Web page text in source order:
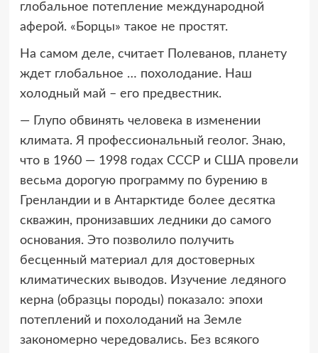
глобальное потепление международной
аферой. «Борцы» такое не простят.
На самом деле, считает Полеванов, планету
ждет глобальное … похолодание. Наш
холодный май – его предвестник.
— Глупо обвинять человека в изменении
климата. Я профессиональный геолог. Знаю,
что в 1960 — 1998 годах СССР и США провели
весьма дорогую программу по бурению в
Гренландии и в Антарктиде более десятка
скважин, пронизавших ледники до самого
основания. Это позволило получить
бесценный материал для достоверных
климатических выводов. Изучение ледяного
керна (образцы породы) показало: эпохи
потеплений и похолоданий на Земле
закономерно чередовались. Без всякого